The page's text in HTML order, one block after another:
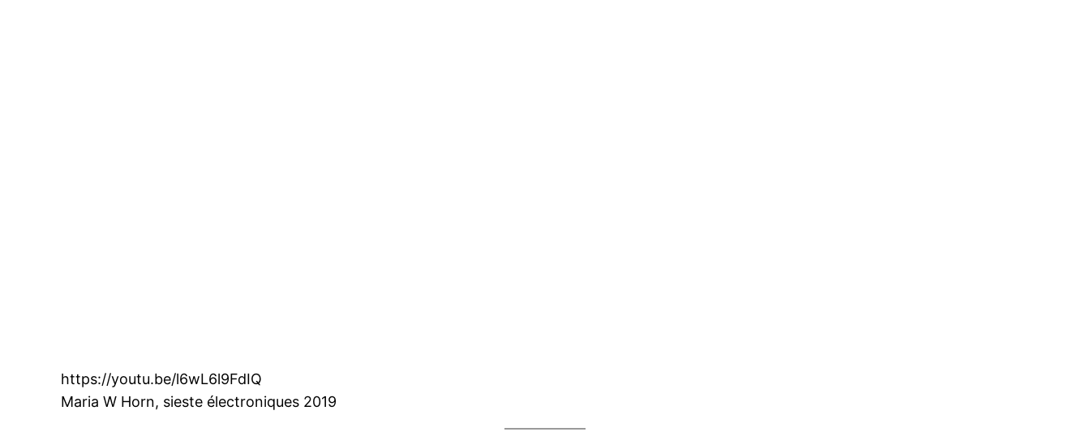
https://youtu.be/l6wL6l9FdIQ
Maria W Horn, sieste électroniques 2019